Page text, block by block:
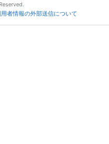
用者情報の外部送信について